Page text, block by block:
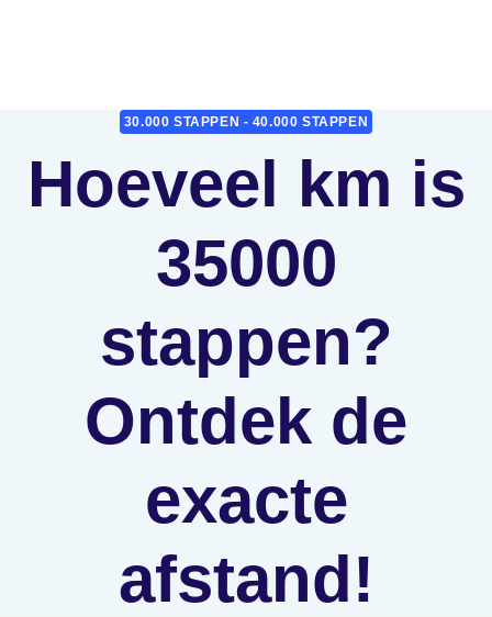
30.000 STAPPEN - 40.000 STAPPEN
Hoeveel km is
35000
stappen?
Ontdek de
exacte
afstand!